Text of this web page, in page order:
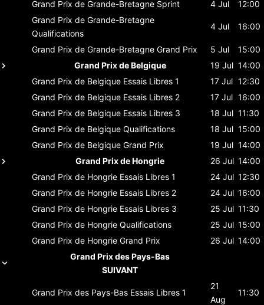
Grand Prix de Grande-Bretagne Sprint 4 Jul
12:00
Grand Prix de Grande-Bretagne
Qualifications
4 Jul 16:00
Grand Prix de Grande-Bretagne Grand Prix 5 Jul
15:00
Grand Prix de Belgique
19 Jul 14:00
Grand Prix de Belgique Essais Libres 1 17 Jul 12:30
Grand Prix de Belgique Essais Libres 2 17 Jul 16:00
Grand Prix de Belgique Essais Libres 3 18 Jul 11:30
Grand Prix de Belgique Qualifications 18 Jul 15:00
Grand Prix de Belgique Grand Prix 19 Jul 14:00
Grand Prix de Hongrie
26 Jul 14:00
Grand Prix de Hongrie Essais Libres 1 24 Jul 12:30
Grand Prix de Hongrie Essais Libres 2 24 Jul 16:00
Grand Prix de Hongrie Essais Libres 3 25 Jul 11:30
Grand Prix de Hongrie Qualifications 25 Jul 15:00
Grand Prix de Hongrie Grand Prix 26 Jul 14:00
Grand Prix des Pays-Bas
SUIVANT
Grand Prix des Pays-Bas Essais Libres 1
21
Aug
11:30